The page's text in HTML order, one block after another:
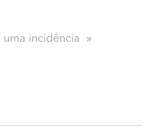
uma incidência